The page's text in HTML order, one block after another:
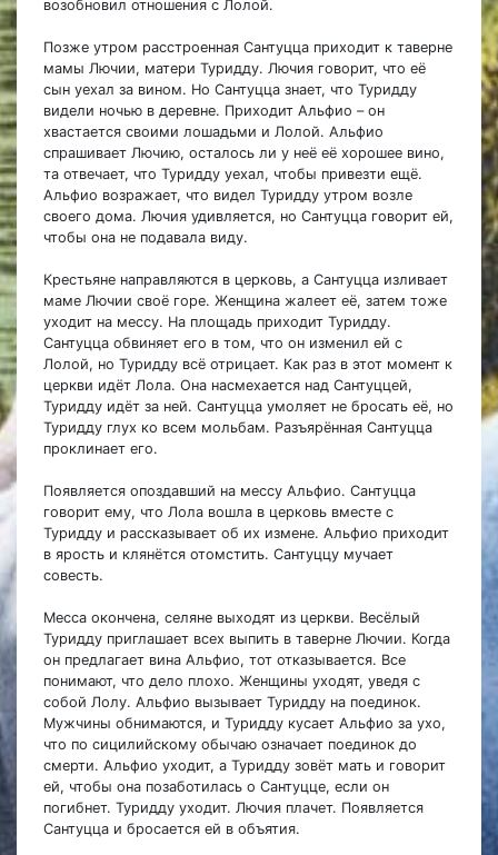
возобновил отношения с Лолой.
Позже утром расстроенная Сантуцца приходит к таверне
мамы Лючии, матери Туридду. Лючия говорит, что её
сын уехал за вином. Но Сантуцца знает, что Туридду
видели ночью в деревне. Приходит Альфио – он
хвастается своими лошадьми и Лолой. Альфио
спрашивает Лючию, осталось ли у неё её хорошее вино,
та отвечает, что Туридду уехал, чтобы привезти ещё.
Альфио возражает, что видел Туридду утром возле
своего дома. Лючия удивляется, но Сантуцца говорит ей,
чтобы она не подавала виду.
Крестьяне направляются в церковь, а Сантуцца изливает
маме Лючии своё горе. Женщина жалеет её, затем тоже
уходит на мессу. На площадь приходит Туридду.
Сантуцца обвиняет его в том, что он изменил ей с
Лолой, но Туридду всё отрицает. Как раз в этот момент к
церкви идёт Лола. Она насмехается над Сантуццей,
Туридду идёт за ней. Сантуцца умоляет не бросать её, но
Туридду глух ко всем мольбам. Разъярённая Сантуцца
проклинает его.
Появляется опоздавший на мессу Альфио. Сантуцца
говорит ему, что Лола вошла в церковь вместе с
Туридду и рассказывает об их измене. Альфио приходит
в ярость и клянётся отомстить. Сантуццу мучает
совесть.
Месса окончена, селяне выходят из церкви. Весёлый
Туридду приглашает всех выпить в таверне Лючии. Когда
он предлагает вина Альфио, тот отказывается. Все
понимают, что дело плохо. Женщины уходят, уведя с
собой Лолу. Альфио вызывает Туридду на поединок.
Мужчины обнимаются, и Туридду кусает Альфио за ухо,
что по сицилийскому обычаю означает поединок до
смерти. Альфио уходит, а Туридду зовёт мать и говорит
ей, чтобы она позаботилась о Сантуцце, если он
погибнет. Туридду уходит. Лючия плачет. Появляется
Сантуцца и бросается ей в объятия.